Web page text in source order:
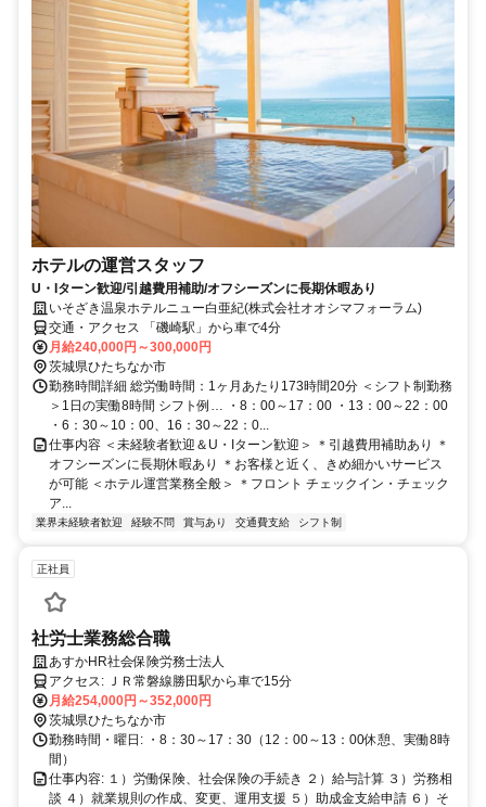
ホテルの運営スタッフ
U・Iターン歓迎/引越費用補助/オフシーズンに長期休暇あり
いそざき温泉ホテルニュー白亜紀(株式会社オオシマフォーラム)
交通・アクセス 「磯崎駅」から車で4分
月給240,000円～300,000円
茨城県ひたちなか市
勤務時間詳細 総労働時間：1ヶ月あたり173時間20分 ＜シフト制勤務
＞1日の実働8時間 シフト例… ・8：00～17：00 ・13：00～22：00
・6：30～10：00、16：30～22：0...
仕事内容 ＜未経験者歓迎＆U・Iターン歓迎＞ ＊引越費用補助あり ＊
オフシーズンに長期休暇あり ＊お客様と近く、きめ細かいサービス
が可能 ＜ホテル運営業務全般＞ ＊フロント チェックイン・チェック
ア...
業界未経験者歓迎 経験不問 賞与あり 交通費支給 シフト制
正社員
社労士業務総合職
あすかHR社会保険労務士法人
アクセス: ＪＲ常磐線勝田駅から車で15分
月給254,000円～352,000円
茨城県ひたちなか市
勤務時間・曜日: ・8：30～17：30（12：00～13：00休憩、実働8時
間）
仕事内容: １）労働保険、社会保険の手続き ２）給与計算 ３）労務相
談 ４）就業規則の作成、変更、運用支援 ５）助成金支給申請 ６）そ